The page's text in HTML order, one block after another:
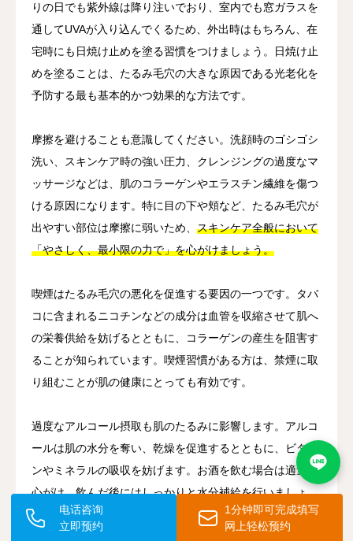
りの日でも紫外線は降り注いでおり、室内でも窓ガラスを
通してUVAが入り込んでくるため、外出時はもちろん、在
宅時にも日焼け止めを塗る習慣をつけましょう。日焼け止
めを塗ることは、たるみ毛穴の大きな原因である光老化を
予防する最も基本的かつ効果的な方法です。
摩擦を避けることも意識してください。洗顔時のゴシゴシ
洗い、スキンケア時の強い圧力、クレンジングの過度なマ
ッサージなどは、肌のコラーゲンやエラスチン繊維を傷つ
ける原因になります。特に目の下や頬など、たるみ毛穴が
出やすい部位は摩擦に弱いため、 スキンケア全般において
「やさしく、最小限の力で」を心がけましょう。
喫煙はたるみ毛穴の悪化を促進する要因の一つです。タバ
コに含まれるニコチンなどの成分は血管を収縮させて肌へ
の栄養供給を妨げるとともに、コラーゲンの産生を阻害す
ることが知られています。喫煙習慣がある方は、禁煙に取
り組むことが肌の健康にとっても有効です。
過度なアルコール摂取も肌のたるみに影響します。アルコ
ールは肌の水分を奪い、乾燥を促進するとともに、ビタミ
ンやミネラルの吸収を妨げます。お酒を飲む場合は適量を
心がけ、飲んだ後にはしっかりと水分補給を行いましょ
う。
电话咨询
立即预约
1分钟即可完成填写
网上轻松预约